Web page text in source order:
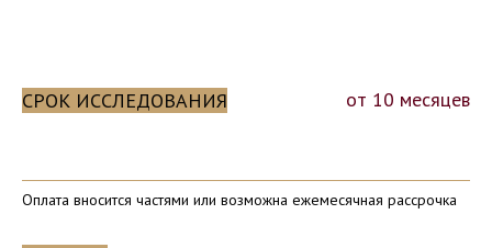
СРОК ИССЛЕДОВАНИЯ от 10 месяцев
Оплата вносится частями или возможна ежемесячная рассрочка
информации